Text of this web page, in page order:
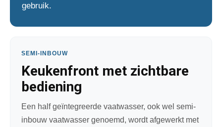
gebruik.
SEMI-INBOUW
Keukenfront met zichtbare
bediening
Een half geïntegreerde vaatwasser, ook wel semi-
inbouw vaatwasser genoemd, wordt afgewerkt met